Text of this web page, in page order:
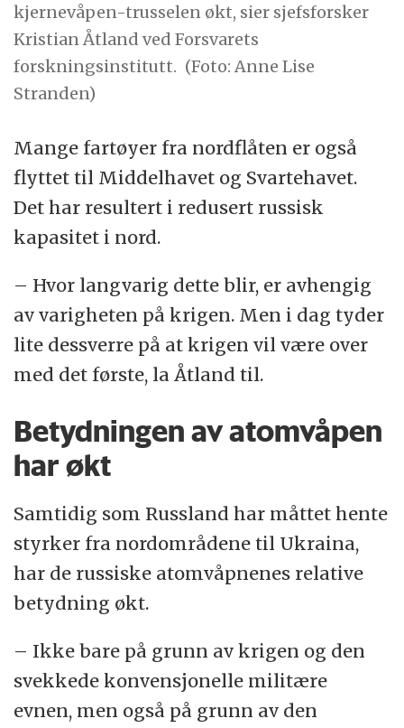
kjernevåpen-trusselen økt, sier sjefsforsker
Kristian Åtland ved Forsvarets
forskningsinstitutt. (Foto: Anne Lise
Stranden)
Mange fartøyer fra nordflåten er også
flyttet til Middelhavet og Svartehavet.
Det har resultert i redusert russisk
kapasitet i nord.
– Hvor langvarig dette blir, er avhengig
av varigheten på krigen. Men i dag tyder
lite dessverre på at krigen vil være over
med det første, la Åtland til.
Betydningen av atomvåpen
har økt
Samtidig som Russland har måttet hente
styrker fra nordområdene til Ukraina,
har de russiske atomvåpnenes relative
betydning økt.
– Ikke bare på grunn av krigen og den
svekkede konvensjonelle militære
evnen, men også på grunn av den